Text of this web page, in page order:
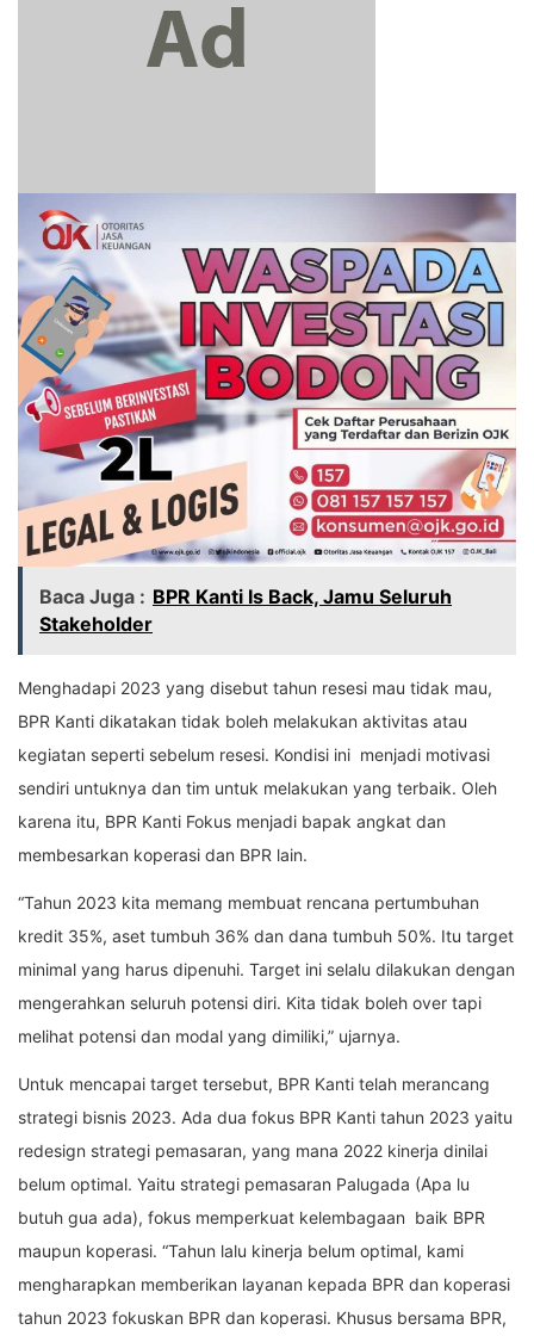
Baca Juga : BPR Kanti Is Back, Jamu Seluruh
Stakeholder
Menghadapi 2023 yang disebut tahun resesi mau tidak mau,
BPR Kanti dikatakan tidak boleh melakukan aktivitas atau
kegiatan seperti sebelum resesi. Kondisi ini menjadi motivasi
sendiri untuknya dan tim untuk melakukan yang terbaik. Oleh
karena itu, BPR Kanti Fokus menjadi bapak angkat dan
membesarkan koperasi dan BPR lain.
“Tahun 2023 kita memang membuat rencana pertumbuhan
kredit 35%, aset tumbuh 36% dan dana tumbuh 50%. Itu target
minimal yang harus dipenuhi. Target ini selalu dilakukan dengan
mengerahkan seluruh potensi diri. Kita tidak boleh over tapi
melihat potensi dan modal yang dimiliki,” ujarnya.
Untuk mencapai target tersebut, BPR Kanti telah merancang
strategi bisnis 2023. Ada dua fokus BPR Kanti tahun 2023 yaitu
redesign strategi pemasaran, yang mana 2022 kinerja dinilai
belum optimal. Yaitu strategi pemasaran Palugada (Apa lu
butuh gua ada), fokus memperkuat kelembagaan baik BPR
maupun koperasi. “Tahun lalu kinerja belum optimal, kami
mengharapkan memberikan layanan kepada BPR dan koperasi
tahun 2023 fokuskan BPR dan koperasi. Khusus bersama BPR,